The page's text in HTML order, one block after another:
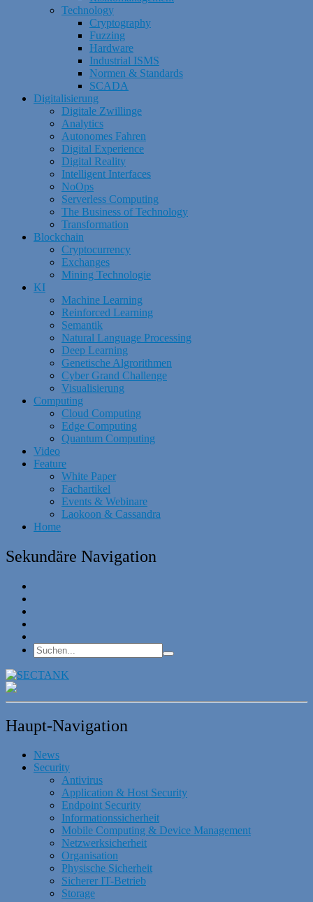
Technology
Cryptography
Fuzzing
Hardware
Industrial ISMS
Normen & Standards
SCADA
Digitalisierung
Digitale Zwillinge
Analytics
Autonomes Fahren
Digital Experience
Digital Reality
Intelligent Interfaces
NoOps
Serverless Computing
The Business of Technology
Transformation
Blockchain
Cryptocurrency
Exchanges
Mining Technologie
KI
Machine Learning
Reinforced Learning
Semantik
Natural Language Processing
Deep Learning
Genetische Algrorithmen
Cyber Grand Challenge
Visualisierung
Computing
Cloud Computing
Edge Computing
Quantum Computing
Video
Feature
White Paper
Fachartikel
Events & Webinare
Laokoon & Cassandra
Home
Sekundäre Navigation
Haupt-Navigation
News
Security
Antivirus
Application & Host Security
Endpoint Security
Informationssicherheit
Mobile Computing & Device Management
Netzwerksicherheit
Organisation
Physische Sicherheit
Sicherer IT-Betrieb
Storage